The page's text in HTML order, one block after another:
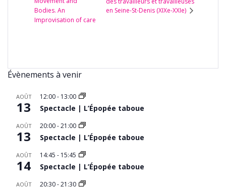
Bodies. An
Improvisation of care
en Seine-St-Denis (XIXe-XXIe)
Évènements à venir
AOÛT
13
12:00- 13:00
Spectacle | L’Épopée taboue
AOÛT
13
20:00-21:00
Spectacle | L’Épopée taboue
AOÛT
14
14:45 - 15:45
Spectacle | L’Épopée taboue
AOÛT 20:30-21:30